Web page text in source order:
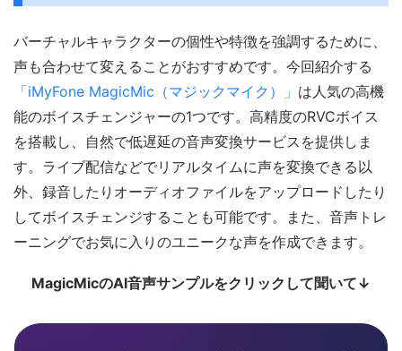
バーチャルキャラクターの個性や特徴を強調するために、
声も合わせて変えることがおすすめです。今回紹介する
「iMyFone MagicMic（マジックマイク）」 は人気の高機
能のボイスチェンジャーの1つです。高精度のRVCボイス
を搭載し、自然で低遅延の音声変換サービスを提供しま
す。ライブ配信などでリアルタイムに声を変換できる以
外、録音したりオーディオファイルをアップロードしたり
してボイスチェンジすることも可能です。また、音声トレ
ーニングでお気に入りのユニークな声を作成できます。
MagicMicのAI音声サンプルをクリックして聞いて↓